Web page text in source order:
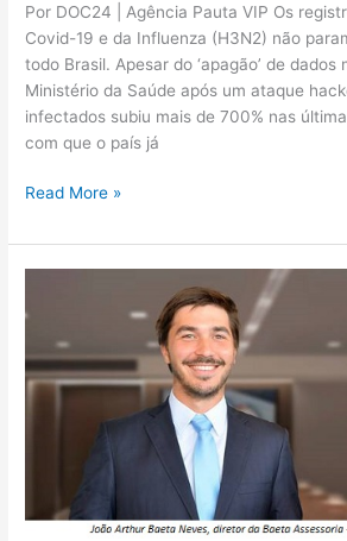
Por DOC24 | Agência Pauta VIP Os
Covid-19 e da Influenza (H3N2) não
todo Brasil. Apesar do ‘apagão’ de dados
Ministério da Saúde após um ataque
infectados subiu mais de 700% nas
com que o país já
Read More »
Segbox
estão
principais
insurtechs
do